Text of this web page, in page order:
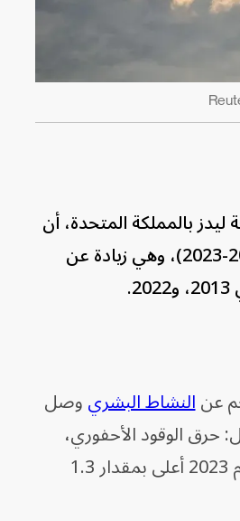
بالمملكة المتحدة، أن
الاحترار الناجم عن البشر ارتفع إلى 1.19 درجة مئوية خلال العقد الماضي (2014-2023)، وهي زيادة عن
النشاط البشريوصل
مثل: حرق الوقود الأحفوري،
وإزالة الغابات، والعمليات الصناعية، كان متوسط درجة الحرارة العالمية في عام 2023 أعلى بمقدار 1.3